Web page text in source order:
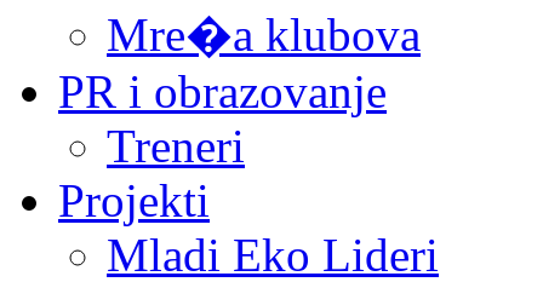
Mre�a klubova
PR i obrazovanje
Treneri
Projekti
Mladi Eko Lideri